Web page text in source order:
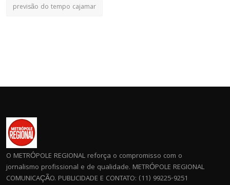
previsão do tempo cajamar
O METRÓPOLE REGIONAL reforça o compromisso com o
jornalismo profissional e de qualidade. METRÓPOLE REGIONAL
COMUNICAÇÃO. PUBLICIDADE E CONTATO: (11) 99225-9251